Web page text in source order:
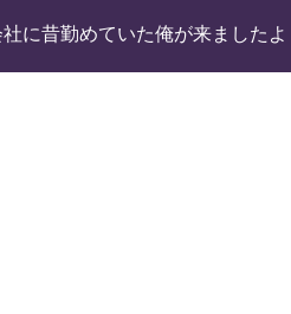
に昔勤めていた俺が来ましたよ